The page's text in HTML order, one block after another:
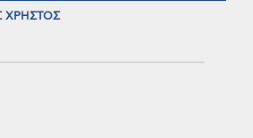
ΧΡΗΣΤΟΣ